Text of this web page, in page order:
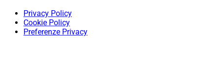
Privacy Policy
Cookie Policy
Preferenze Privacy